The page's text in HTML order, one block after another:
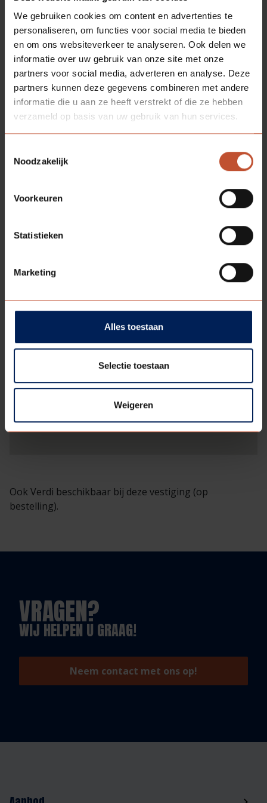
We gebruiken cookies om content en advertenties te
personaliseren, om functies voor social media te bieden
en om ons websiteverkeer te analyseren. Ook delen we
informatie over uw gebruik van onze site met onze
partners voor social media, adverteren en analyse. Deze
partners kunnen deze gegevens combineren met andere
informatie die u aan ze heeft verstrekt of die ze hebben
verzameld op basis van uw gebruik van hun services.
Noodzakelijk
Voorkeuren
Statistieken
Marketing
Alles toestaan
Selectie toestaan
Weigeren
Ook Verdi beschikbaar bij deze vestiging (op
bestelling).
VRAGEN?
WIJ HELPEN U GRAAG!
Neem contact met ons op!